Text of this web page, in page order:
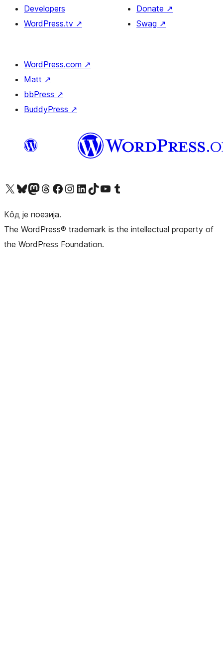
Developers
WordPress.tv ↗
Donate ↗
Swag ↗
WordPress.com ↗
Matt ↗
bbPress ↗
BuddyPress ↗
Visit our X (formerly Twitter) account
Посетите наш Bluesky налог
Visit our Mastodon account
Посетите наш налог на Threads-у Visit our Facebook pageПосетите наш Инстаграм налог
Visit our LinkedIn account
Посетите наш TikTok налог
Visit our YouTube channel
Посетите наш Tumblr налог
Кôд је поезија.
The WordPress® trademark is the intellectual property of
the WordPress Foundation.